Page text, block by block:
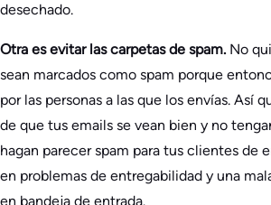
desechado.
Otra es evitar las carpetas de spam. No
sean marcados como spam porque
por las personas a las que los envías. Así
de que tus emails se vean bien y no
hagan parecer spam para tus clientes de
en problemas de entregabilidad y una
en bandeja de entrada.